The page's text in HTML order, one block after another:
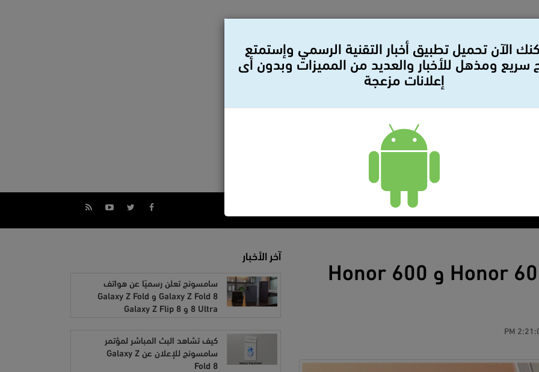
سيارات مراجعات
أونر تكشف عن هاتفي Honor 600 و Honor 600 آخر الأخبار
سامسونج تعلن رسميًا عن هواتف
Galaxy Z Fold 8 و Galaxy Z Fold
8 Ultra و Galaxy Z Flip 8
كيف تشاهد البث المباشر لمؤتمر
سامسونج للإعلان عن Galaxy Z
Fold 8
الآن تحميل تطبيق أخبار التقنية الرسمي وإستمتع
سريع ومذهل للأخبار والعديد من المميزات وبدون أى
إعلانات مزعجة